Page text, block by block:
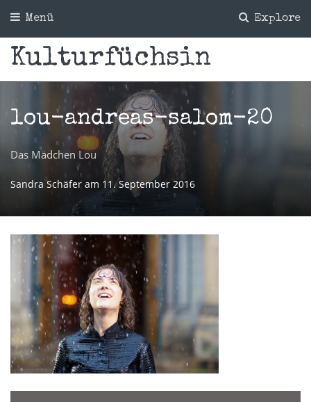
Explore
Menü
Kulturfüchsin
lou-andreas-salom-20
Das Mädchen Lou
Sandra Schäfer am 11. September 2016